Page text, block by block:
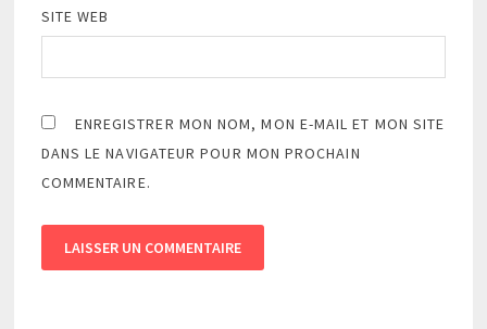
SITE WEB
ENREGISTRER MON NOM, MON E-MAIL ET MON SITE
DANS LE NAVIGATEUR POUR MON PROCHAIN
COMMENTAIRE.